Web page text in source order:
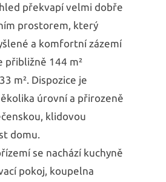
překvapí velmi dobře
prostorem, který
a komfortní zázemí
přibližně 144 m²
m². Dispozice je
úrovní a přirozeně
klidovou
domu.
se nachází kuchyně
pokoj, koupelna